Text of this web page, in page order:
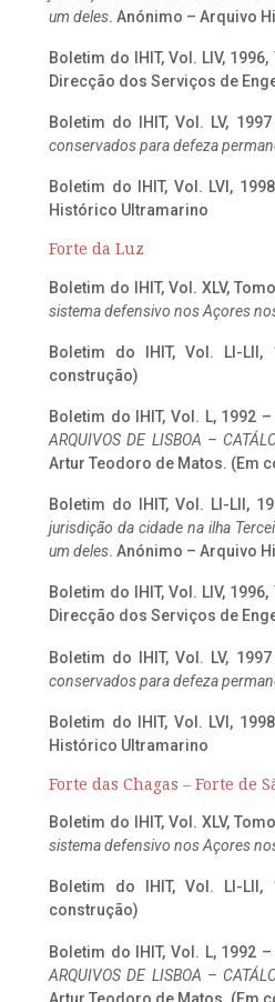
um deles. Anónimo – Arquivo
Boletim do IHIT, Vol. LIV, 1996,
Direcção dos Serviços de
Boletim do IHIT, Vol. LV,
conservados para defeza
Boletim do IHIT, Vol. LVI,
Histórico Ultramarino
Forte da Luz
Boletim do IHIT, Vol. XLV,
sistema defensivo nos Açores
Boletim do IHIT, Vol. LI-LII,
construção)
Boletim do IHIT, Vol. L, 1992 –
ARQUIVOS DE LISBOA –
Artur Teodoro de Matos. (Em
Boletim do IHIT, Vol. LI-LII,
jurisdição da cidade na ilha
um deles. Anónimo – Arquivo
Boletim do IHIT, Vol. LIV, 1996,
Direcção dos Serviços de
Boletim do IHIT, Vol. LV,
conservados para defeza
Boletim do IHIT, Vol. LVI,
Histórico Ultramarino
Forte das Chagas – Forte de
Boletim do IHIT, Vol. XLV,
sistema defensivo nos Açores
Boletim do IHIT, Vol. LI-LII,
construção)
Boletim do IHIT, Vol. L, 1992 –
ARQUIVOS DE LISBOA –
Artur Teodoro de Matos. (Em